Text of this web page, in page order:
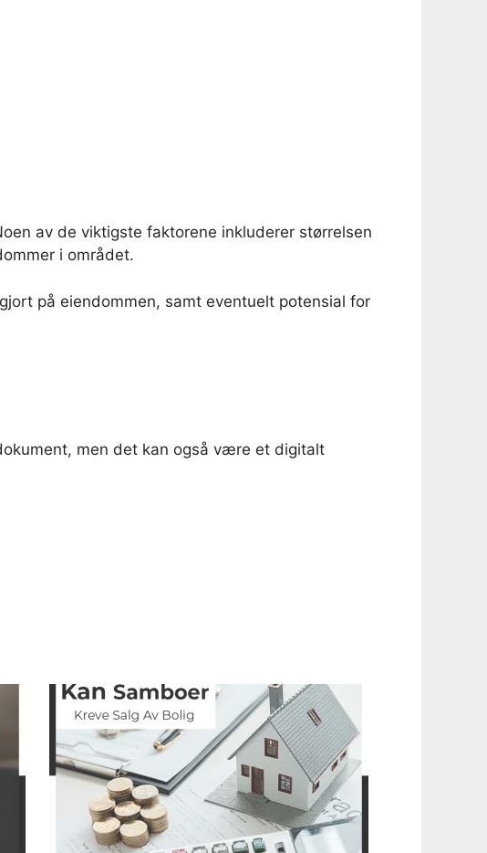
av de viktigste faktorene inkluderer størrelsen
i området.
på eiendommen, samt eventuelt potensial for
men det kan også være et digitalt